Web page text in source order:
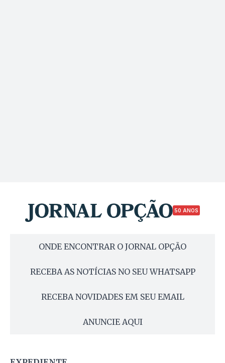
50 ANOS
ONDE ENCONTRAR O JORNAL OPÇÃO
RECEBA AS NOTÍCIAS NO SEU WHATSAPP
RECEBA NOVIDADES EM SEU EMAIL
ANUNCIE AQUI